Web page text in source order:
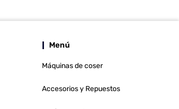
Menú
Máquinas de coser
Accesorios y Repuestos